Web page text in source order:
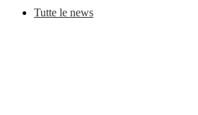
Tutte le news